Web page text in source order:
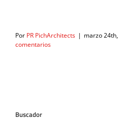
Por PR PichArchitects | marzo
comentarios
Buscador